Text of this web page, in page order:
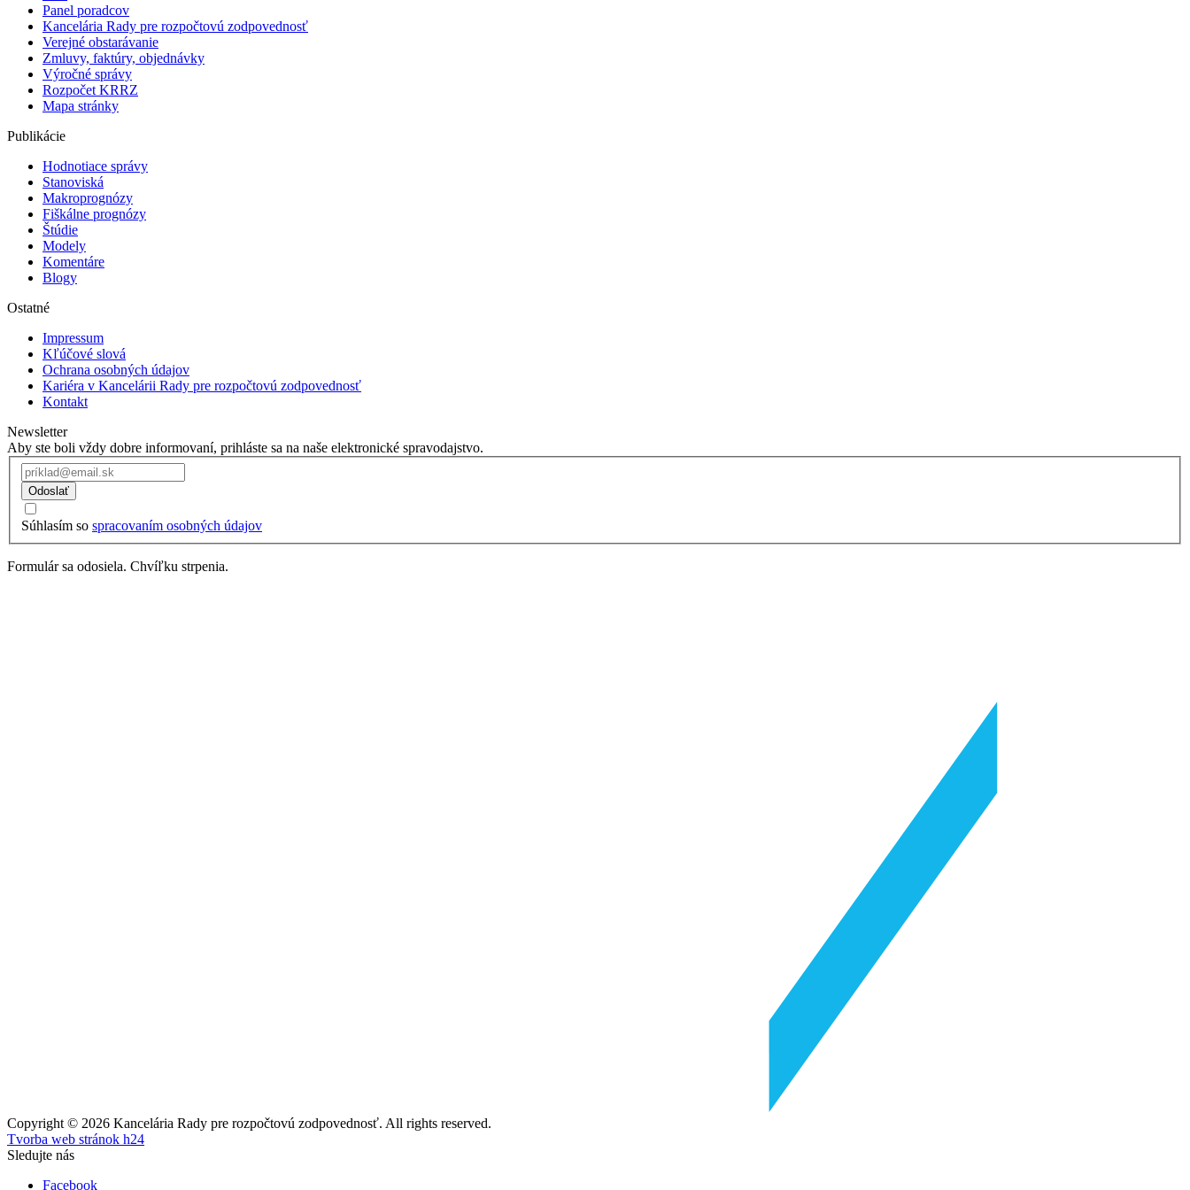
Panel poradcov
Kancelária Rady pre rozpočtovú zodpovednosť
Verejné obstarávanie
Zmluvy, faktúry, objednávky
Výročné správy
Rozpočet KRRZ
Mapa stránky
Publikácie
Hodnotiace správy
Stanoviská
Makroprognózy
Fiškálne prognózy
Štúdie
Modely
Komentáre
Blogy
Ostatné
Impressum
Kľúčové slová
Ochrana osobných údajov
Kariéra v Kancelárii Rady pre rozpočtovú zodpovednosť
Kontakt
Newsletter
Aby ste boli vždy dobre informovaní, prihláste sa na naše elektronické spravodajstvo.
Odoslať
Súhlasím so spracovaním osobných údajov
Formulár sa odosiela. Chvíľku strpenia.
Copyright © 2026 Kancelária Rady pre rozpočtovú zodpovednosť. All rights reserved.
Tvorba web stránok h24
Sledujte nás
Facebook